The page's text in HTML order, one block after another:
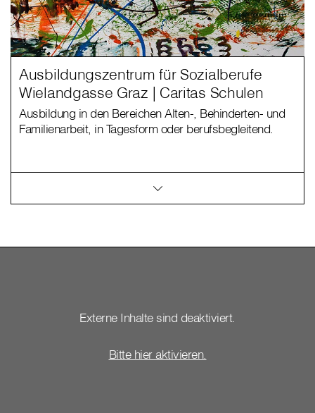
Ausbildungszentrum für Sozialberufe
Wielandgasse Graz | Caritas Schulen
Ausbildung in den Bereichen Alten-, Behinderten- und
Familienarbeit, in Tagesform oder berufsbegleitend.
Externe Inhalte sind deaktiviert.
Bitte hier aktivieren.